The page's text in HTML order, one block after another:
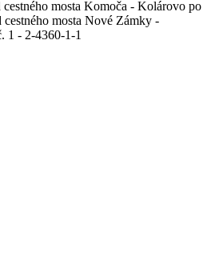
mosta Komoča - Kolárovo po
mosta Nové Zámky -
1 - 2-4360-1-1